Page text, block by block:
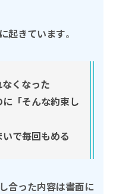
起きています。
くなった
「そんな約束し
で毎回もめる
合った内容は書面に